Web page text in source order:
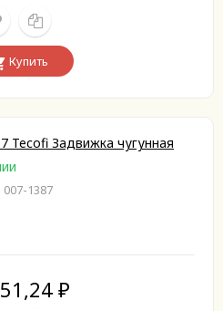
Купить
Tecofi Задвижка чугунная
007-1387
₽